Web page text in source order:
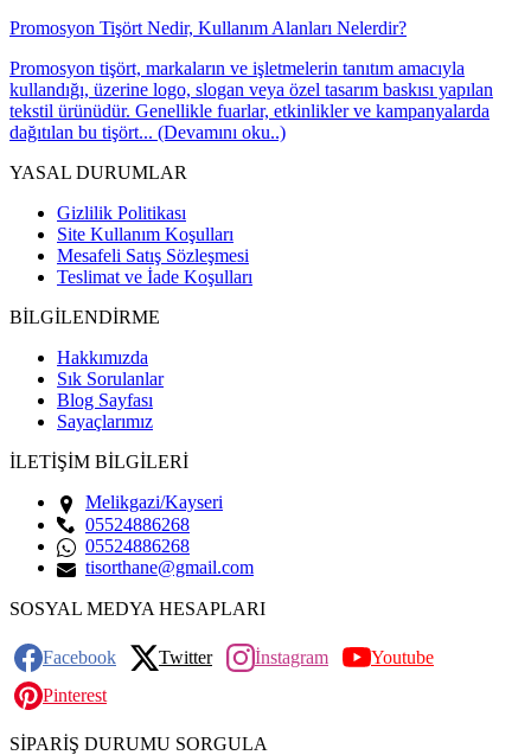
Promosyon Tişört Nedir, Kullanım Alanları Nelerdir?
Promosyon tişört, markaların ve işletmelerin tanıtım amacıyla
kullandığı, üzerine logo, slogan veya özel tasarım baskısı yapılan
tekstil ürünüdür. Genellikle fuarlar, etkinlikler ve kampanyalarda
dağıtılan bu tişört... (Devamını oku..)
YASAL DURUMLAR
Gizlilik Politikası
Site Kullanım Koşulları
Mesafeli Satış Sözleşmesi
Teslimat ve İade Koşulları
BİLGİLENDİRME
Hakkımızda
Sık Sorulanlar
Blog Sayfası
Sayaçlarımız
İLETİŞİM BİLGİLERİ
Melikgazi/Kayseri
05524886268
05524886268
tisorthane@gmail.com
SOSYAL MEDYA HESAPLARI
Facebook Twitter İnstagram
Youtube
Pinterest
SİPARİŞ DURUMU SORGULA